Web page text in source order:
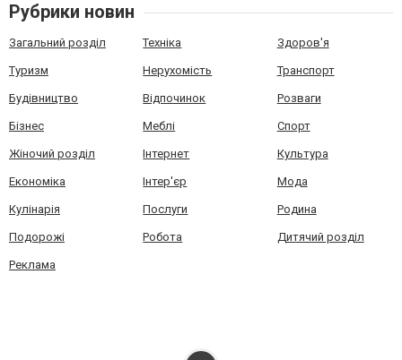
Рубрики новин
Загальний розділ Техніка Здоров'я
Туризм Нерухомість Транспорт
Будівництво Відпочинок Розваги
Бізнес Меблі Спорт
Жіночий розділ Інтернет Культура
Економіка Інтер'єр Мода
Кулінарія Послуги Родина
Подорожі Робота Дитячий розділ
Реклама